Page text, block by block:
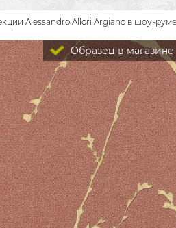
Офис
Гостиная
Кухня
Прихожая
Alessandro Allori Argiano в шоу-
Образец в магазине